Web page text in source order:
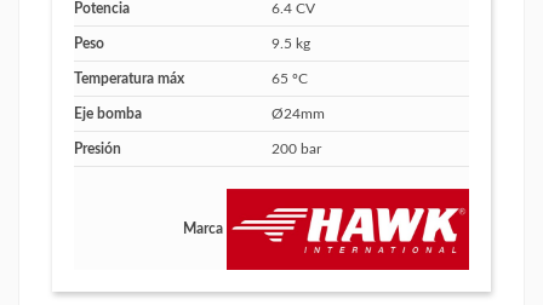
Potencia 6.4 CV
Peso 9.5 kg
Temperatura máx 65 ºC
Eje bomba Ø24mm
Presión 200 bar
Marca